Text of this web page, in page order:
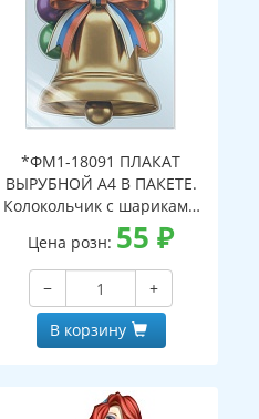
*ФМ1-18091 ПЛАКАТ
ВЫРУБНОЙ А4 В ПАКЕТЕ.
Колокольчик с шариками
(в индивидуальной
упаковке, двухсторонний,
ВД-лак)
Цена розн: 55₽
−
+
В корзину